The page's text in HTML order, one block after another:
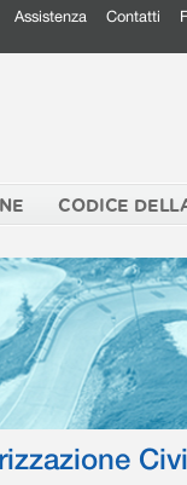
Assistenza Contatti
CODICE